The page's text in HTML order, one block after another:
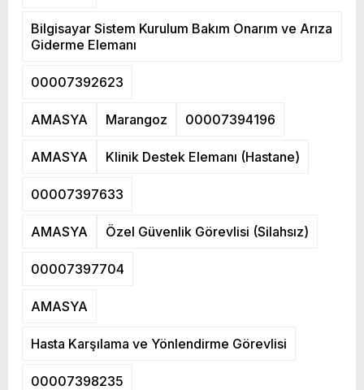
Bilgisayar Sistem Kurulum Bakım Onarım ve Arıza
Giderme Elemanı
00007392623
AMASYA Marangoz 00007394196
AMASYA Klinik Destek Elemanı (Hastane)
00007397633
AMASYA Özel Güvenlik Görevlisi (Silahsız)
00007397704
AMASYA
Hasta Karşılama ve Yönlendirme Görevlisi
00007398235